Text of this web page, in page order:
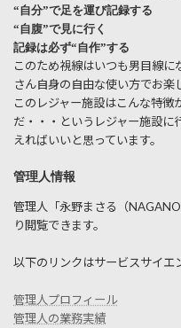
“自分”で足を運び記録する
“自腹”で見に行く
記録は必ず“自作”する
このため視線はいつも男目線
さん自身の自由な使い方でお楽
このレジャー施設はこんな特
だ・・・というレジャー施設に
えればいいと思っています。
管理人情報
管理人「永野まさる（
り閲覧できます。
以下のリンクはサービスサイエ
管理人プロフィール
管理人の業務実績